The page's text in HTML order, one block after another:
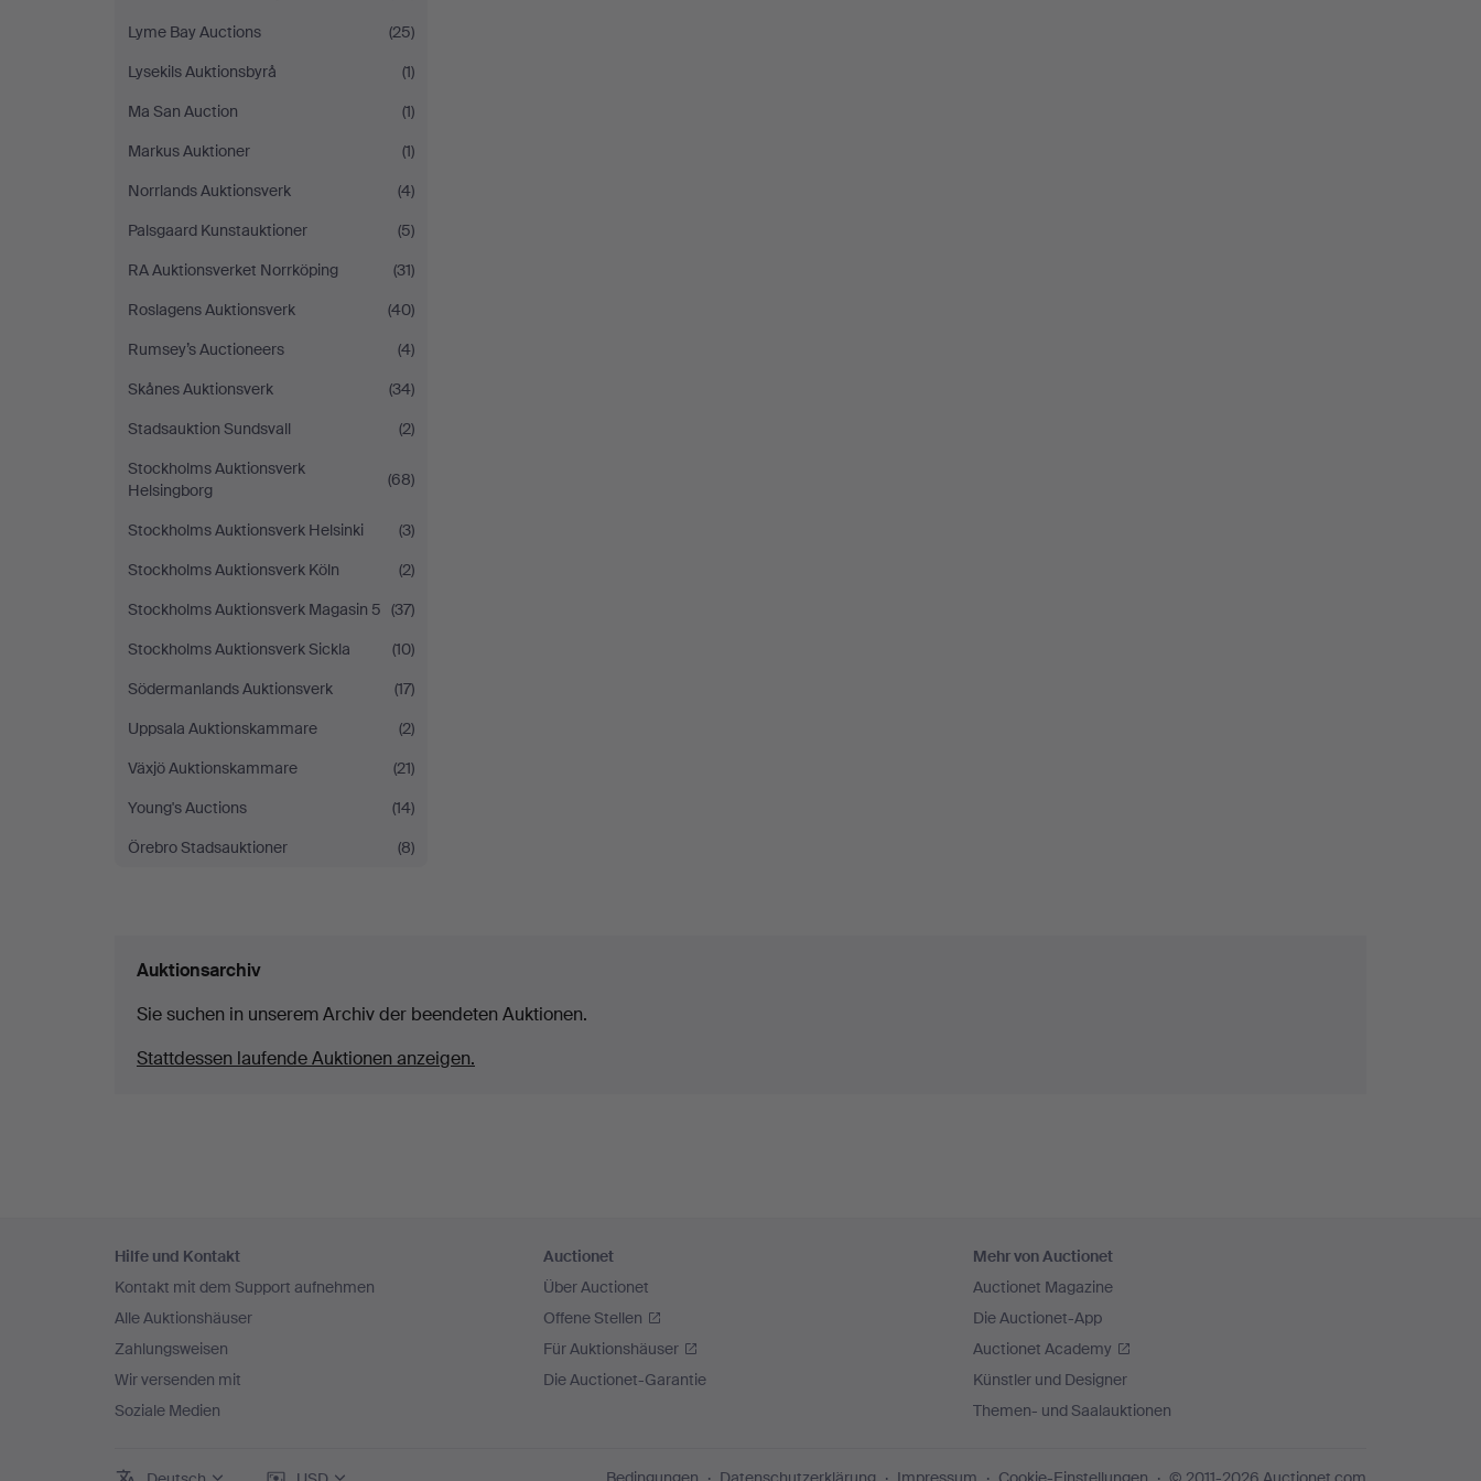
Lyme Bay Auctions
(25)
Lysekils Auktionsbyrå
(1)
Ma San Auction
(1)
Markus Auktioner
(1)
Norrlands Auktionsverk
(4)
Palsgaard Kunstauktioner
(5)
RA Auktionsverket Norrköping
(31)
Roslagens Auktionsverk
(40)
Rumsey’s Auctioneers
(4)
Skånes Auktionsverk
(34)
Stadsauktion Sundsvall
(2)
Stockholms Auktionsverk
Helsingborg
(68)
Stockholms Auktionsverk Helsinki
(3)
Stockholms Auktionsverk Köln
(2)
Stockholms Auktionsverk Magasin 5 (37)
Stockholms Auktionsverk Sickla
(10)
Södermanlands Auktionsverk
(17)
Uppsala Auktionskammare
(2)
Växjö Auktionskammare
(21)
Young's Auctions
(14)
Örebro Stadsauktioner
(8)
Auktionsarchiv
Sie suchen in unserem Archiv der beendeten Auktionen.
Stattdessen laufende Auktionen anzeigen.
Navigation
Hilfe und Kontakt
Kontakt mit dem Support aufnehmen
Alle Auktionshäuser
Zahlungsweisen
Wir versenden mit
Soziale Medien
Auctionet
Über Auctionet
Offene Stellen
Für Auktionshäuser
Die Auctionet-Garantie
Mehr von Auctionet
Auctionet Magazine
Die Auctionet-App
Auctionet Academy
Künstler und Designer
Themen- und Saalauktionen